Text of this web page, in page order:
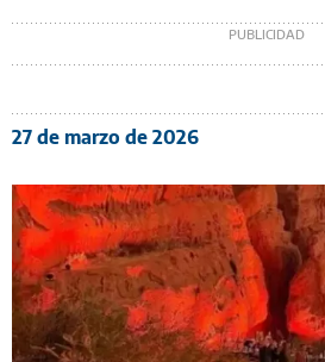
27 de marzo de 2026